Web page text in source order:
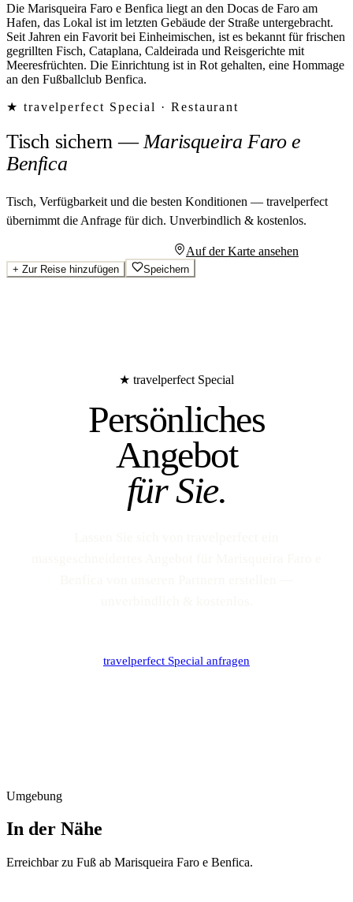
Die Marisqueira Faro e Benfica liegt an den Docas de Faro am
Hafen, das Lokal ist im letzten Gebäude der Straße untergebracht.
Seit Jahren ein Favorit bei Einheimischen, ist es bekannt für frischen
gegrillten Fisch, Cataplana, Caldeirada und Reisgerichte mit
Meeresfrüchten. Die Einrichtung ist in Rot gehalten, eine Hommage
an den Fußballclub Benfica.
★ travelperfect Special · Restaurant
Tisch sichern—Marisqueira Faro e
Benfica
Tisch, Verfügbarkeit und die besten Konditionen — travelperfect
übernimmt die Anfrage für dich. Unverbindlich & kostenlos.
Auf der Karte ansehen
+ Zur Reise hinzufügen Speichern
★ travelperfect Special
Persönliches
Angebot
für Sie.
travelperfect Special anfragen
Umgebung
In der Nähe
Erreichbar zu Fuß ab Marisqueira Faro e Benfica.